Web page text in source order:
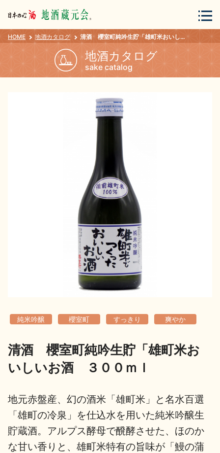
会員登録 ログイン
地酒カタログ
地酒解体新書
お楽しみコンテンツ
HOME 地酒カタログ 清酒 櫻室町純吟生貯「雄町米おいしいお酒 ３００ｍｌ
地酒カタログ
sake catalog
純米吟醸 櫻室町 すっきり 爽やか
清酒 櫻室町純吟生貯「雄町米お
いしいお酒 ３００ｍｌ
地元赤盤産、幻の酒米「雄町米」と名水百選
「雄町の冷泉」を仕込水を用いた純米吟醸生
貯蔵酒。アルプス酵母で醗酵させた、ほのか
な甘い香りと、雄町米特有の旨味が「鰻の蒲